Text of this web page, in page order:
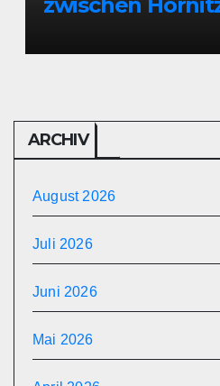
ARCHIV
August 2026
Juli 2026
Juni 2026
Mai 2026